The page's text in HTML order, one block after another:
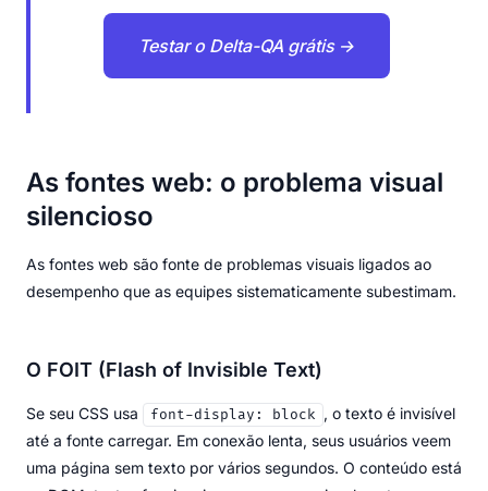
Testar o Delta-QA grátis →
As fontes web: o problema visual
silencioso
As fontes web são fonte de problemas visuais ligados ao
desempenho que as equipes sistematicamente subestimam.
O FOIT (Flash of Invisible Text)
Se seu CSS usa font-display: block , o texto é invisível
até a fonte carregar. Em conexão lenta, seus usuários veem
uma página sem texto por vários segundos. O conteúdo está